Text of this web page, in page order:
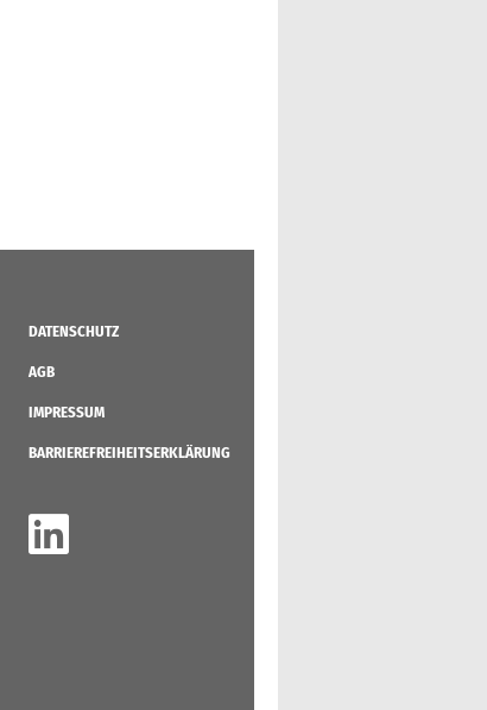
DATENSCHUTZ
AGB
IMPRESSUM
BARRIEREFREIHEITSERKLÄRUNG